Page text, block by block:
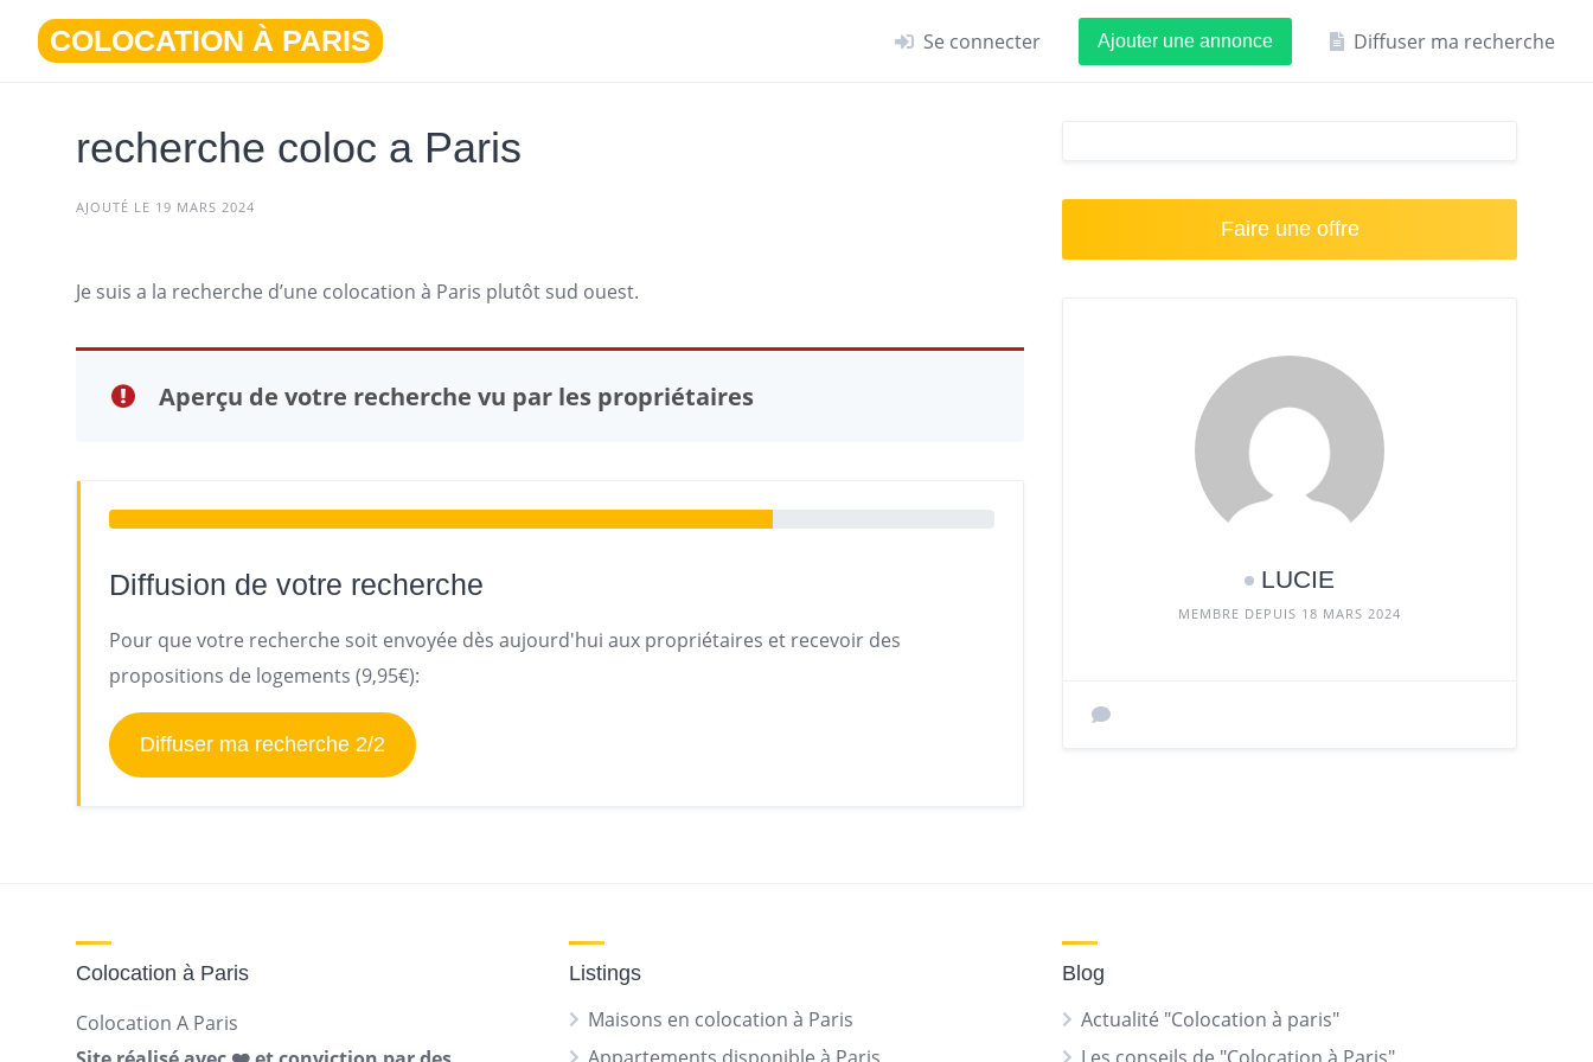
contenu
COLOCATION À PARIS Se connecter Ajouter une annonce Diffuser ma recherche
recherche coloc a Paris
AJOUTÉ LE 19 MARS 2024
Je suis a la recherche d’une colocation à Paris plutôt sud ouest.
Aperçu de votre recherche vu par les propriétaires
Diffusion de votre recherche
Pour que votre recherche soit envoyée dès aujourd'hui aux propriétaires et recevoir des
propositions de logements (9,95€):
Diffuser ma recherche 2/2
Faire une offre
LUCIE
MEMBRE DEPUIS 18 MARS 2024
Colocation à Paris
Colocation A Paris
Listings
Maisons en colocation à Paris
Blog
Actualité "Colocation à paris"